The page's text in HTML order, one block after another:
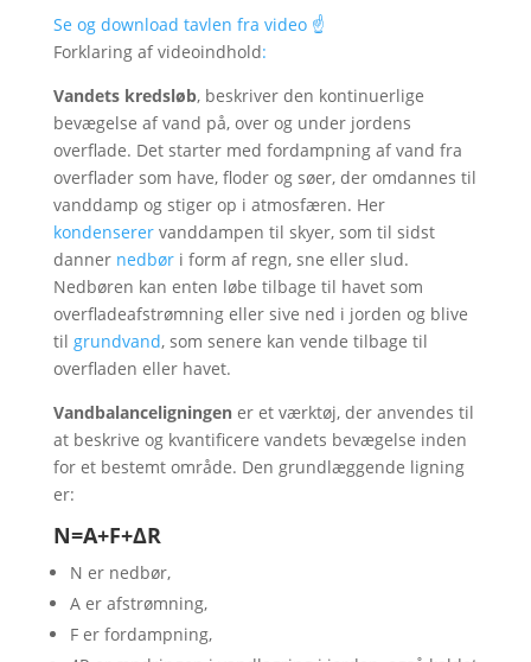
Se og download tavlen fra video ☝️
Forklaring af videoindhold:
Vandets kredsløb, beskriver den kontinuerlige
bevægelse af vand på, over og under jordens
overflade. Det starter med fordampning af vand fra
overflader som have, floder og søer, der omdannes til
vanddamp og stiger op i atmosfæren. Her
kondenserer vanddampen til skyer, som til sidst
danner nedbør i form af regn, sne eller slud.
Nedbøren kan enten løbe tilbage til havet som
overfladeafstrømning eller sive ned i jorden og blive
til grundvand, som senere kan vende tilbage til
overfladen eller havet.
Vandbalanceligningen er et værktøj, der anvendes til
at beskrive og kvantificere vandets bevægelse inden
for et bestemt område. Den grundlæggende ligning
er:
N=A+F+ΔR
N er nedbør,
A er afstrømning,
F er fordampning,